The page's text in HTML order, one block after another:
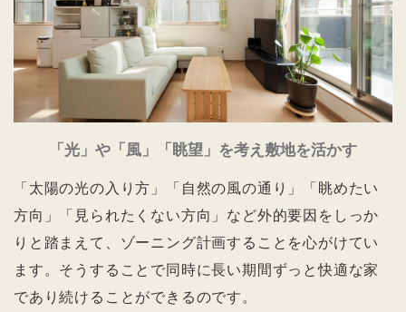
「光」や「風」「眺望」を考え敷地を活かす
「太陽の光の入り方」「自然の風の通り」「眺めたい
方向」「見られたくない方向」など外的要因をしっか
りと踏まえて、ゾーニング計画することを心がけてい
ます。そうすることで同時に長い期間ずっと快適な家
であり続けることができるのです。